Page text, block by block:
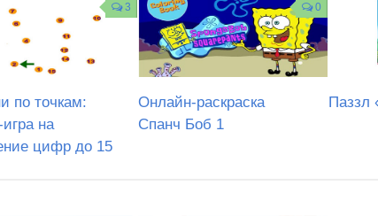
3
по точкам:
на
цифр до 15
0
Онлайн-раскраска
Спанч Боб 1
Паззл